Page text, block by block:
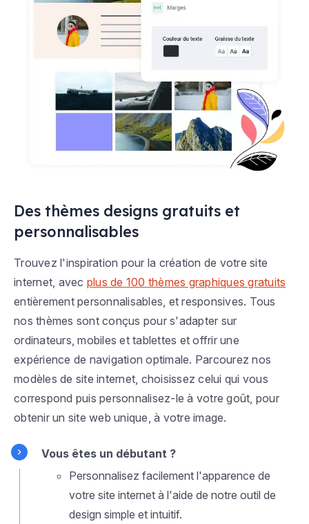
Des thèmes designs gratuits et
personnalisables
Trouvez l'inspiration pour la création de votre site
internet, avec plus de 100 thèmes graphiques gratuits
entièrement personnalisables, et responsives. Tous
nos thèmes sont conçus pour s'adapter sur
ordinateurs, mobiles et tablettes et offrir une
expérience de navigation optimale. Parcourez nos
modèles de site internet, choisissez celui qui vous
correspond puis personnalisez-le à votre goût, pour
obtenir un site web unique, à votre image.
Vous êtes un débutant ?
Personnalisez facilement l'apparence de
votre site internet à l'aide de notre outil de
design simple et intuitif.